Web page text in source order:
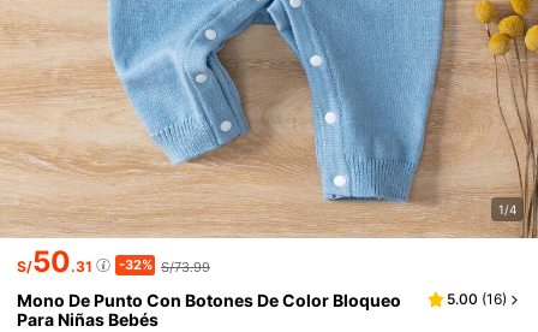
1/4
S/50.31 -32% S/73.99
Mono De Punto Con Botones De Color Bloqueo
Para Niñas Bebés
5.00 (16)